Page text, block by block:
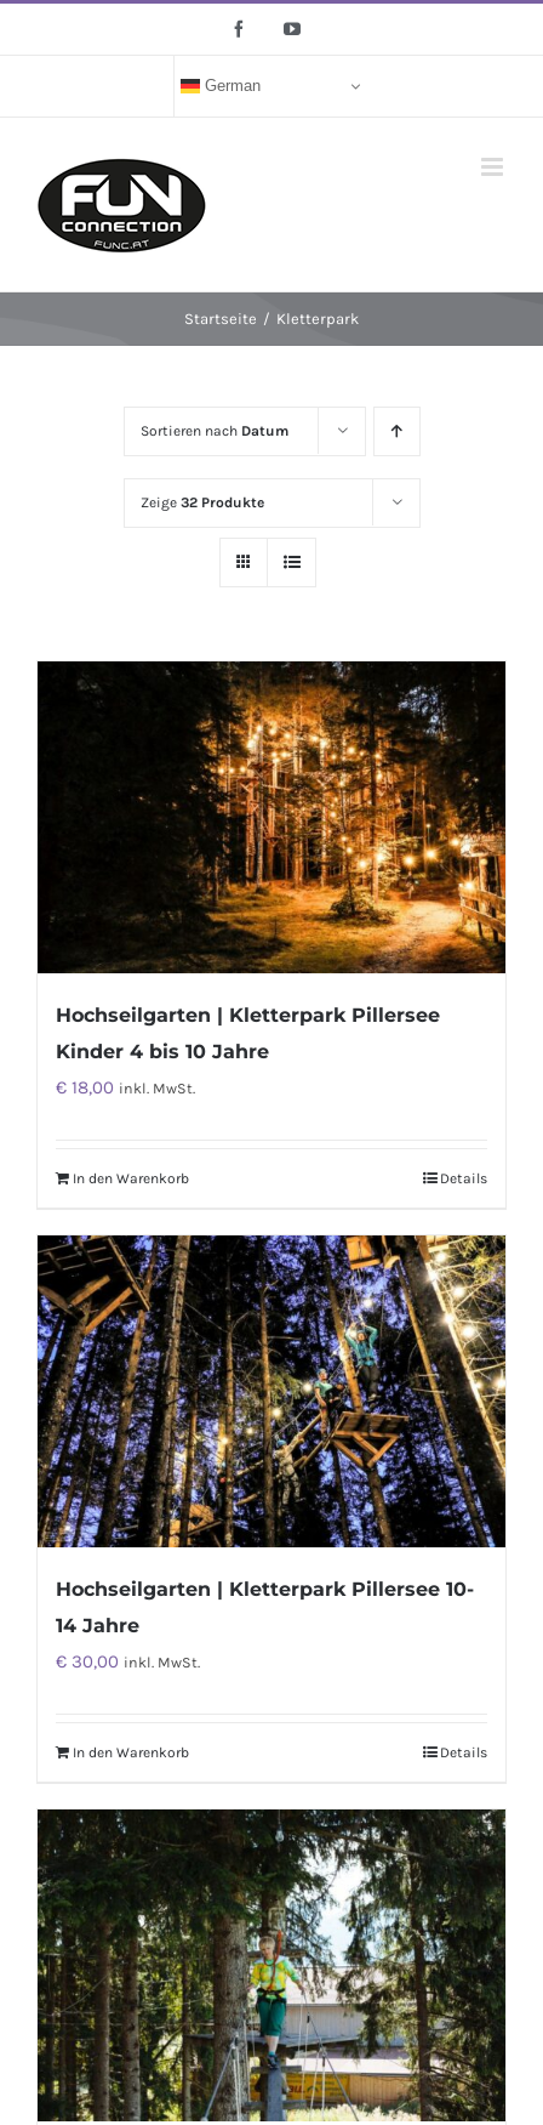
FacebookYouTube
German
Startseite / Kletterpark
Sortieren nach Datum
Zeige 32 Produkte
Hochseilgarten | Kletterpark Pillersee
Kinder 4 bis 10 Jahre
€ 18,00 inkl. MwSt.
In den Warenkorb Details
Hochseilgarten | Kletterpark Pillersee 10-
14 Jahre
€ 30,00 inkl. MwSt.
In den Warenkorb Details